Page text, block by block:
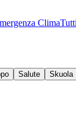
Clima
Salute Skuola